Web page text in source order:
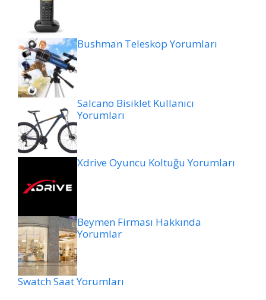
Bushman Teleskop Yorumları
Salcano Bisiklet Kullanıcı
Yorumları
Xdrive Oyuncu Koltuğu Yorumları
Beymen Firması Hakkında
Yorumlar
Swatch Saat Yorumları